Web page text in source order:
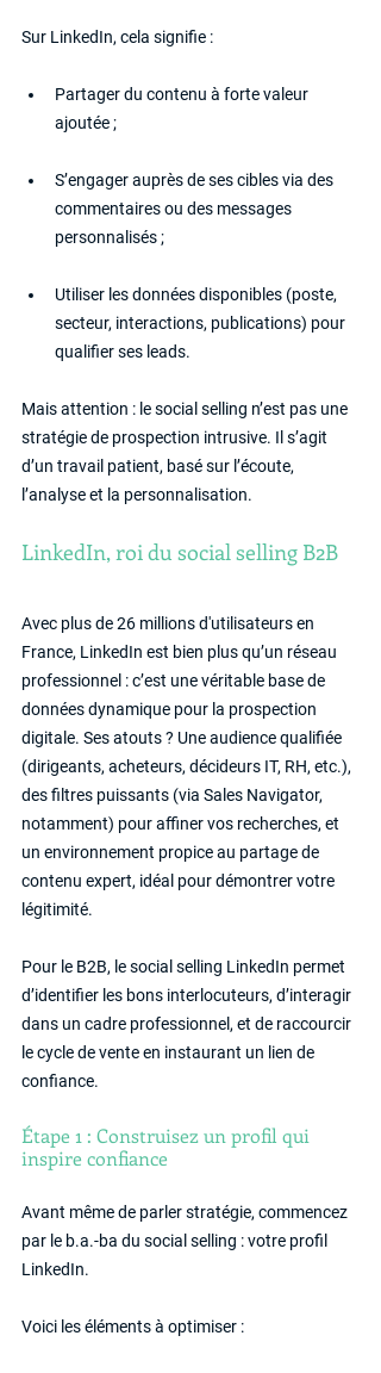
Sur LinkedIn, cela signifie :
Partager du contenu à forte valeur
ajoutée ;
S’engager auprès de ses cibles via des
commentaires ou des messages
personnalisés ;
Utiliser les données disponibles (poste,
secteur, interactions, publications) pour
qualifier ses leads.
Mais attention : le social selling n’est pas une
stratégie de prospection intrusive. Il s’agit
d’un travail patient, basé sur l’écoute,
l’analyse et la personnalisation.
LinkedIn, roi du social selling B2B
Avec plus de 26 millions d'utilisateurs en
France, LinkedIn est bien plus qu’un réseau
professionnel : c’est une véritable base de
données dynamique pour la prospection
digitale. Ses atouts ? Une audience qualifiée
(dirigeants, acheteurs, décideurs IT, RH, etc.),
des filtres puissants (via Sales Navigator,
notamment) pour affiner vos recherches, et
un environnement propice au partage de
contenu expert, idéal pour démontrer votre
légitimité.
Pour le B2B, le social selling LinkedIn permet
d’identifier les bons interlocuteurs, d’interagir
dans un cadre professionnel, et de raccourcir
le cycle de vente en instaurant un lien de
confiance.
Étape 1 : Construisez un profil qui
inspire confiance
Avant même de parler stratégie, commencez
par le b.a.-ba du social selling : votre profil
LinkedIn.
Voici les éléments à optimiser :